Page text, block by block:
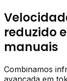
reduzido
manuais
Combinamos